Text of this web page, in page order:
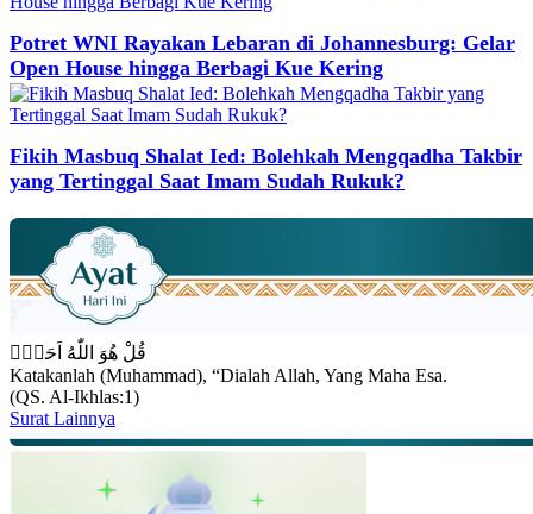
Potret WNI Rayakan Lebaran di Johannesburg: Gelar
Open House hingga Berbagi Kue Kering
Fikih Masbuq Shalat Ied: Bolehkah Mengqadha Takbir
yang Tertinggal Saat Imam Sudah Rukuk?
قُلْ هُوَ اللّٰهُ اَحَدٌۚ
Katakanlah (Muhammad), “Dialah Allah, Yang Maha Esa.
(QS. Al-Ikhlas:1)
Surat Lainnya